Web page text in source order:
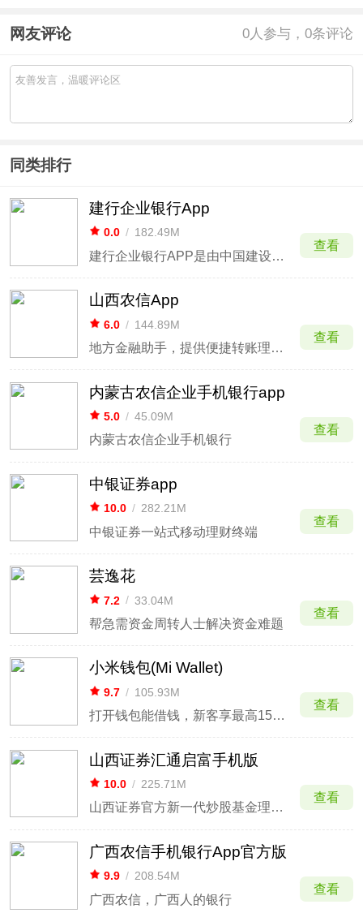
网友评论 0人参与，0条评论
同类排行
建行企业银行App
0.0 / 182.49M
建行企业银行APP是由中国建设银行股份有限公司推出的一款专为企业客户打造的全新金融服务应用软件，应用功能非常齐全，使用安全便捷，不仅有账户查询管理等业务，还有信贷融资等功能。
查看
山西农信App
6.0 / 144.89M
地方金融助手，提供便捷转账理财服务。
查看
内蒙古农信企业手机银行app
5.0 / 45.09M
内蒙古农信企业手机银行
查看
中银证券app
10.0 / 282.21M
中银证券一站式移动理财终端
查看
芸逸花
7.2 / 33.04M
帮急需资金周转人士解决资金难题
查看
小米钱包(Mi Wallet)
9.7 / 105.93M
打开钱包能借钱，新客享最高15天免息
查看
山西证券汇通启富手机版
10.0 / 225.71M
山西证券官方新一代炒股基金理财平台
查看
广西农信手机银行App官方版
9.9 / 208.54M
广西农信，广西人的银行
查看